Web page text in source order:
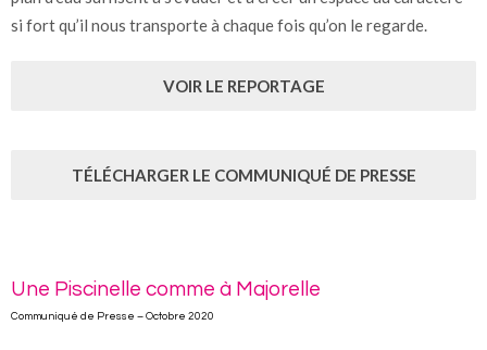
si fort qu’il nous transporte à chaque fois qu’on le regarde.
VOIR LE REPORTAGE
TÉLÉCHARGER LE COMMUNIQUÉ DE PRESSE
Une Piscinelle comme à Majorelle
Communiqué de Presse – Octobre 2020